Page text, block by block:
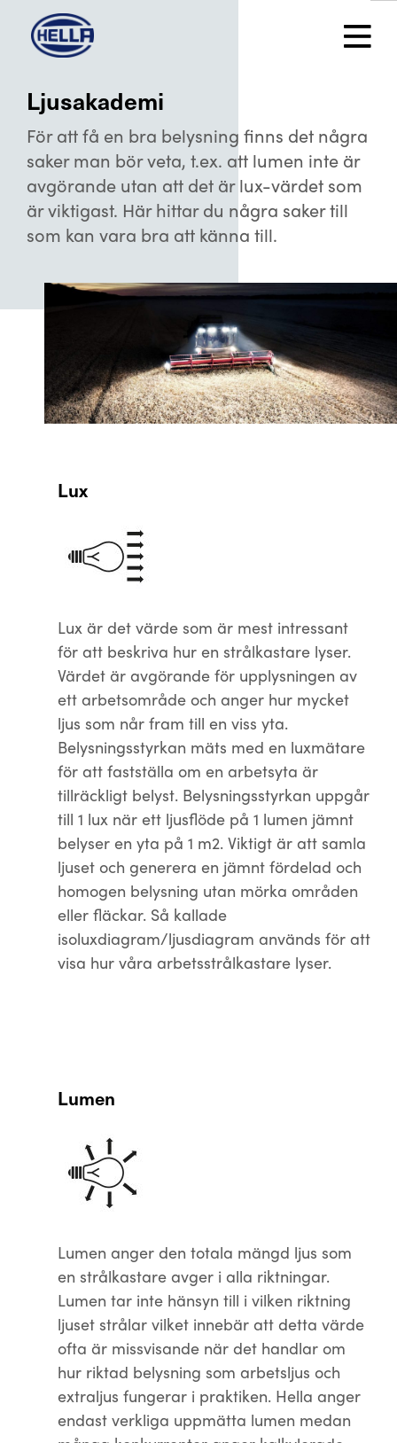
Ljusakademi
För att få en bra belysning finns det några
saker man bör veta, t.ex. att lumen inte är
avgörande utan att det är lux-värdet som
är viktigast. Här hittar du några saker till
som kan vara bra att känna till.
Lux
Lux är det värde som är mest intressant
för att beskriva hur en strålkastare lyser.
Värdet är avgörande för upplysningen av
ett arbetsområde och anger hur mycket
ljus som når fram till en viss yta.
Belysningsstyrkan mäts med en luxmätare
för att fastställa om en arbetsyta är
tillräckligt belyst. Belysningsstyrkan uppgår
till 1 lux när ett ljusflöde på 1 lumen jämnt
belyser en yta på 1 m2. Viktigt är att samla
ljuset och generera en jämnt fördelad och
homogen belysning utan mörka områden
eller fläckar. Så kallade
isoluxdiagram/ljusdiagram används för att
visa hur våra arbetsstrålkastare lyser.
Lumen
Lumen anger den totala mängd ljus som
en strålkastare avger i alla riktningar.
Lumen tar inte hänsyn till i vilken riktning
ljuset strålar vilket innebär att detta värde
ofta är missvisande när det handlar om
hur riktad belysning som arbetsljus och
extraljus fungerar i praktiken. Hella anger
endast verkliga uppmätta lumen medan